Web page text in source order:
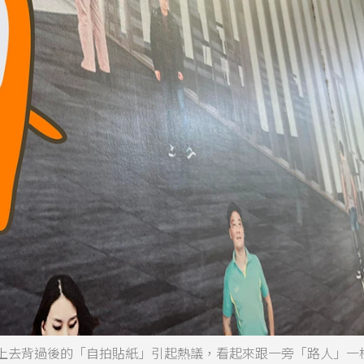
背過後的「自拍貼紙」引起熱議，看起來跟一旁「路人」一